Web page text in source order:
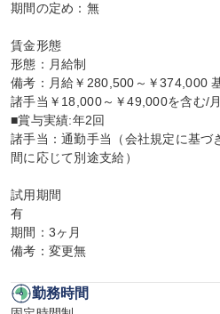
期間の定め：無
賃金形態
形態：月給制
備考：月給￥280,500～￥374,000
諸手当￥18,000～￥49,000を含む/月
■賞与実績:年2回
諸手当：通勤手当（会社規定に基づ
間に応じて別途支給）
試用期間
有
期間：3ヶ月
備考：変更無
勤務時間